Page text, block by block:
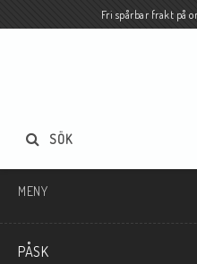
Fri spårbar frakt på
SÖK
MENY
PÅSK